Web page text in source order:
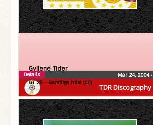
TDR Discography
Gyllene Tider
GT 25 – Samtliga hits! (CD)
Mar 24, 2004•
Details